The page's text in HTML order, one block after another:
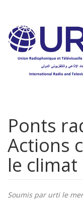
contenu
principal
Ponts
Actions
le climat
Soumis par urtile